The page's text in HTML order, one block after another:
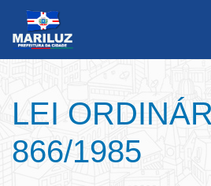
LEI
866/1985